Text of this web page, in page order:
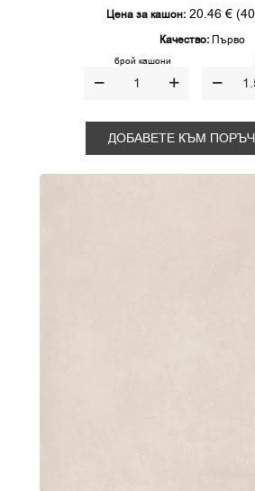
Цена за кашон: 20.46 €
Качество:Първо
брой кашони
ДОБАВЕТЕ КЪМ